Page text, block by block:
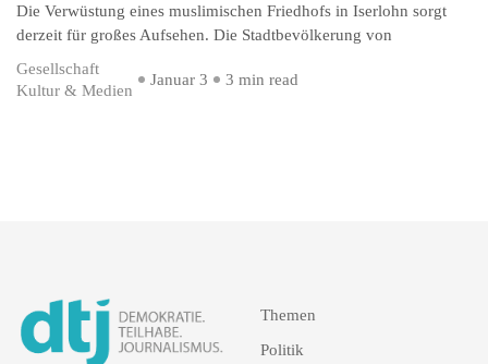
Die Verwüstung eines muslimischen Friedhofs in Iserlohn sorgt
derzeit für großes Aufsehen. Die Stadtbevölkerung von
Gesellschaft
Kultur & Medien
Januar 3 3 min read
Themen
Politik